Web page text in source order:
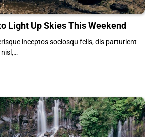
Light Up Skies This Weekend
inceptos sociosqu felis, dis parturient